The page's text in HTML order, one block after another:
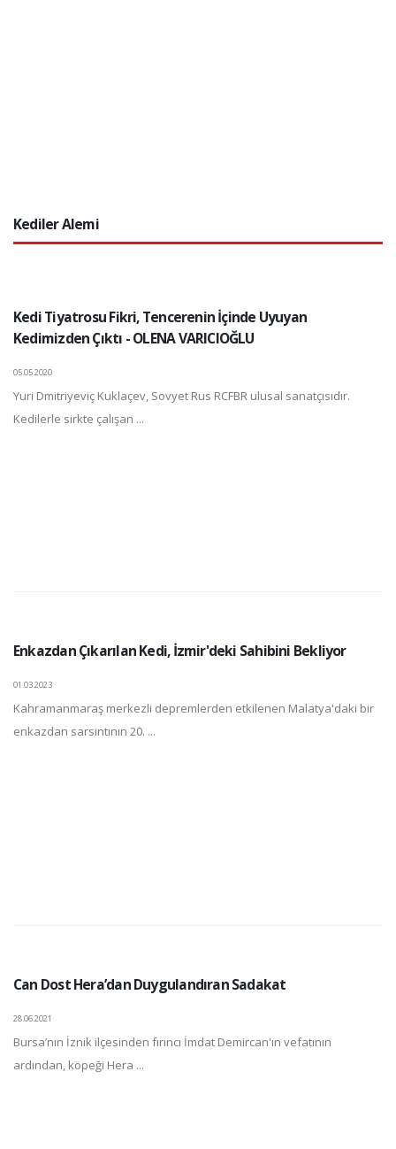
Kediler Alemi
Kedi Tiyatrosu Fikri, Tencerenin İçinde Uyuyan
Kedimizden Çıktı - OLENA VARICIOĞLU
05.05.2020
Yuri Dmitriyeviç Kuklaçev, Sovyet Rus RCFBR ulusal sanatçısıdır.
Kedilerle sirkte çalışan ...
Enkazdan Çıkarılan Kedi, İzmir'deki Sahibini Bekliyor
01.03.2023
Kahramanmaraş merkezli depremlerden etkilenen Malatya'daki bir
enkazdan sarsıntının 20. ...
Can Dost Hera’dan Duygulandıran Sadakat
28.06.2021
Bursa’nın İznik ilçesinden fırıncı İmdat Demircan'ın vefatının
ardından, köpeği Hera ...